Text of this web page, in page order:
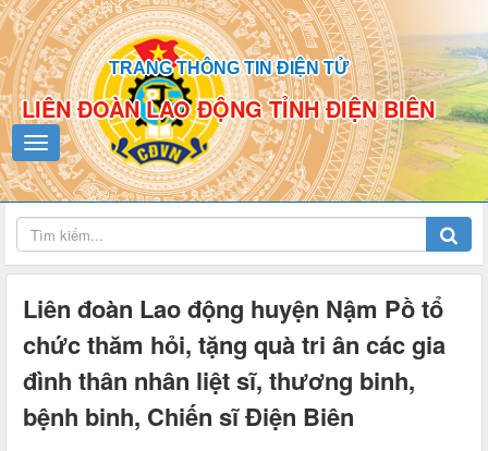
TRANG THÔNG TIN ĐIỆN TỬ
LIÊN ĐOÀN LAO ĐỘNG TỈNH ĐIỆN BIÊN
Liên đoàn Lao động huyện Nậm Pồ tổ
chức thăm hỏi, tặng quà tri ân các gia
đình thân nhân liệt sĩ, thương binh,
bệnh binh, Chiến sĩ Điện Biên